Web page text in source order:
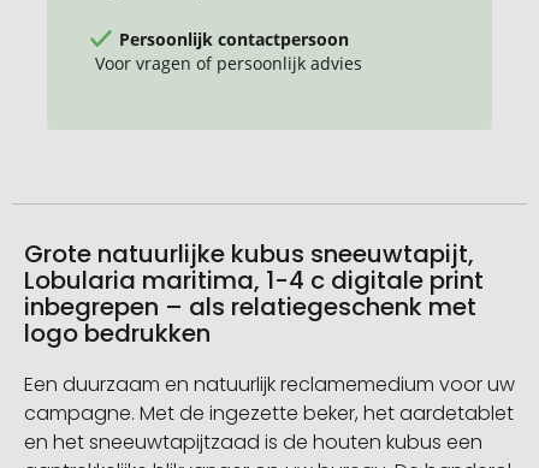
Persoonlijk contactpersoon
Voor vragen of persoonlijk advies
Grote natuurlijke kubus sneeuwtapijt,
Lobularia maritima, 1-4 c digitale print
inbegrepen – als relatiegeschenk met
logo bedrukken
Een duurzaam en natuurlijk reclamemedium voor uw
campagne. Met de ingezette beker, het aardetablet
en het sneeuwtapijtzaad is de houten kubus een